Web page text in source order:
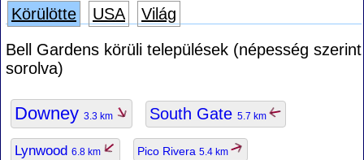
Körülötte USA
Világ
Bell Gardens körüli települések (népesség szerint
sorolva)
Downey 3.3 km South Gate 5.7 km
Lynwood 6.8 km Pico Rivera 5.4 km